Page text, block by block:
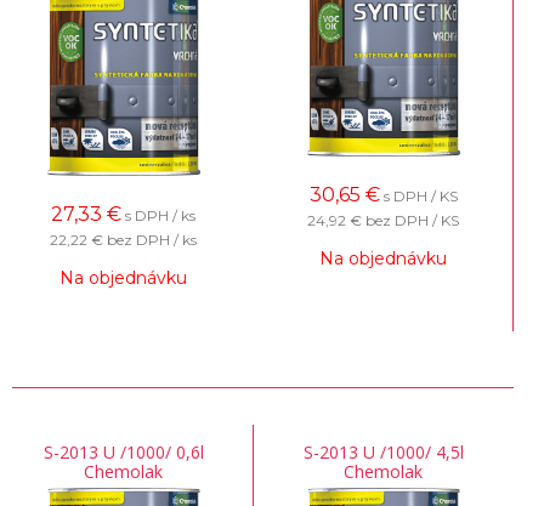
27,33 € s DPH / ks
22,22 € bez DPH / ks
Na objednávku
30,65 € s DPH / KS
24,92 € bez DPH / KS
Na objednávku
S-2013 U /1000/ 0,6l
Chemolak
S-2013 U /1000/ 4,5l
Chemolak